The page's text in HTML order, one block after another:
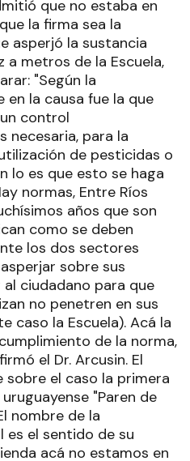
que no estaba en
la firma sea la
asperjó la sustancia
metros de la Escuela,
"Según la
la causa fue la que
control
necesaria, para la
de pesticidas o
lo es que esto se haga
normas, Entre Ríos
años que son
como se deben
los dos sectores
sobre sus
ciudadano para que
no penetren en sus
caso la Escuela). Acá la
de la norma,
el Dr. Arcusin. El
el caso la primera
"Paren de
nombre de la
es el sentido de su
acá no estamos en